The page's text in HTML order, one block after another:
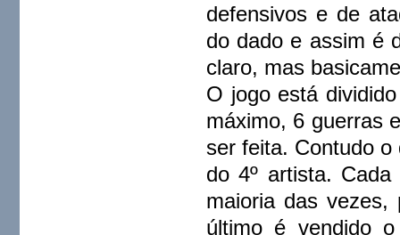
defensivos e de
do dado e assim é
claro, mas
O jogo está
máximo, 6 guerras
ser feita. Contudo
do 4º artista.
maioria das
último é vendido